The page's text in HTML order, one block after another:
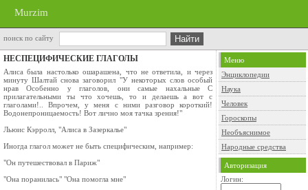
Murzim
поиск по сайту
НЕСПЕЦИФИЧЕСКИЕ ГЛАГОЛЫ
Алиса была настолько ошарашена, что не ответила, и через
минуту Шалтай снова заговорил "У некоторых слов особый
нрав Особенно у глаголов, они самые нахальные С
прилагательными ты что хочешь, то и делаешь а вот с
глаголами!.. Впрочем, у меня с ними разговор короткий!
Водонепроницаемость! Вот лично моя тачка зрения!"
Льюис Кэрролл, "Алиса в Зазеркалье"
Иногда глагол может не быть специфическим, например:
"Он путешествовал в Париж"
"Она поранилась" "Она помогла мне"
Меню
Энциклопедии
Наука
Человек
Гороскопы
Необъяснимое
Народные средства
Авторизация
Логин: